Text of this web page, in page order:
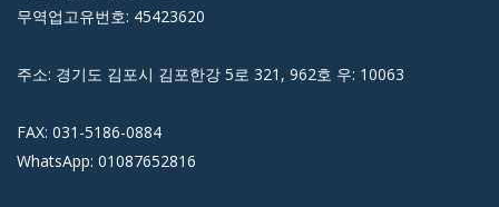
무역업고유번호: 45423620
주소: 경기도 김포시 김포한강 5로 321, 962호 우: 10063
FAX: 031-5186-0884
WhatsApp: 01087652816